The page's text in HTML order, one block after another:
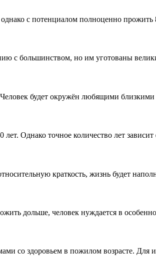
с потенциалом полноценно прожить
с большинством, но им уготованы
будет окружён любящими близкими
Однако точное количество лет зависит
краткость, жизнь будет
дольше, человек нуждается в
со здоровьем в пожилом возрасте. Для